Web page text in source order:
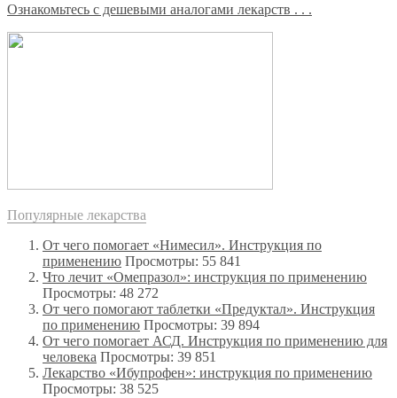
Ознакомьтесь с дешевыми аналогами лекарств . . .
Популярные лекарства
От чего помогает «Нимесил». Инструкция по
применению Просмотры: 55 841
Что лечит «Омепразол»: инструкция по применению
Просмотры: 48 272
От чего помогают таблетки «Предуктал». Инструкция
по применению Просмотры: 39 894
От чего помогает АСД. Инструкция по применению для
человека Просмотры: 39 851
Лекарство «Ибупрофен»: инструкция по применению
Просмотры: 38 525